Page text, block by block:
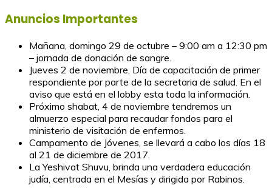
Anuncios Importantes
Mañana, domingo 29 de octubre – 9:00 am a 12:30 pm
– jornada de donación de sangre.
Jueves 2 de noviembre, Día de capacitación de primer
respondiente por parte de la secretaria de salud. En el
aviso que está en el lobby esta toda la información.
Próximo shabat, 4 de noviembre tendremos un
almuerzo especial para recaudar fondos para el
ministerio de visitación de enfermos.
Campamento de Jóvenes, se llevará a cabo los días 18
al 21 de diciembre de 2017.
La Yeshivat Shuvu, brinda una verdadera educación
judía, centrada en el Mesías y dirigida por Rabinos.